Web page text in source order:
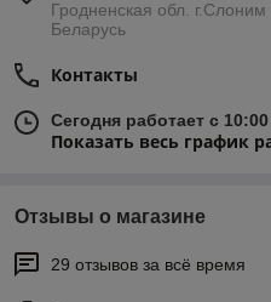
Гродненская обл.
Беларусь
Контакты
Сегодня работает с
Показать весь график
Отзывы о магазине
29 отзывов за всё время